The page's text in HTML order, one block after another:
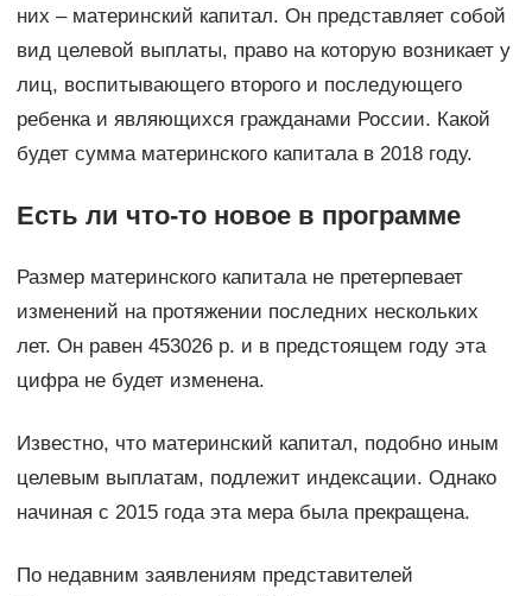
них – материнский капитал. Он представляет собой
вид целевой выплаты, право на которую возникает у
лиц, воспитывающего второго и последующего
ребенка и являющихся гражданами России. Какой
будет сумма материнского капитала в 2018 году.
Есть ли что-то новое в программе
Размер материнского капитала не претерпевает
изменений на протяжении последних нескольких
лет. Он равен 453026 р. и в предстоящем году эта
цифра не будет изменена.
Известно, что материнский капитал, подобно иным
целевым выплатам, подлежит индексации. Однако
начиная с 2015 года эта мера была прекращена.
По недавним заявлениям представителей